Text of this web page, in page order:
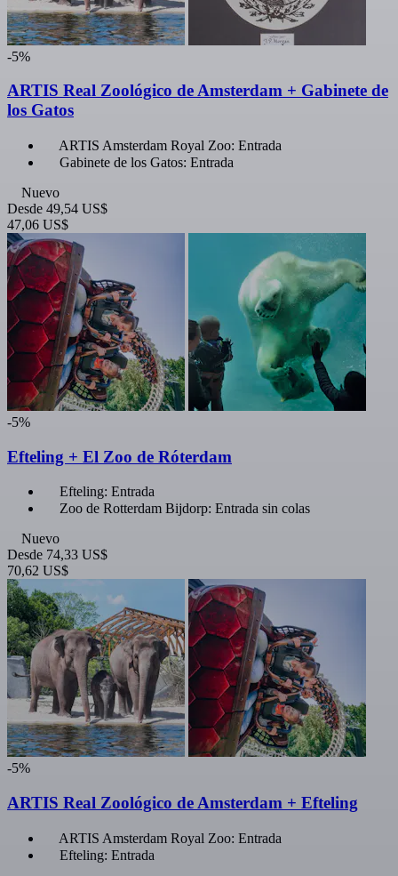
-5%
ARTIS Real Zoológico de Amsterdam + Gabinete de
los Gatos
ARTIS Amsterdam Royal Zoo: Entrada
Gabinete de los Gatos: Entrada
Nuevo
Desde 49,54 US$
47,06 US$
-5%
Efteling + El Zoo de Róterdam
Efteling: Entrada
Zoo de Rotterdam Bijdorp: Entrada sin colas
Nuevo
Desde 74,33 US$
70,62 US$
-5%
ARTIS Real Zoológico de Amsterdam + Efteling
ARTIS Amsterdam Royal Zoo: Entrada
Efteling: Entrada